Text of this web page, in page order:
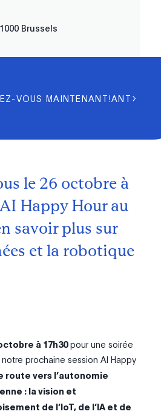
Brussels
VOUS MAINTENANT!ANT
le 26 octobre à
Happy Hour au
savoir plus sur
et la robotique
à 17h30pour une soirée
prochaine session AI Happy
route vers l’autonomie
: la vision et
de l’IoT, de l’IA et de